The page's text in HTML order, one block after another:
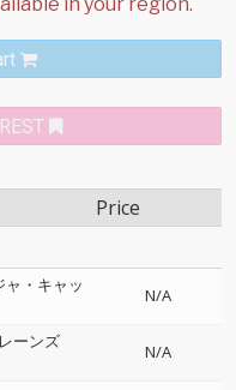
Price
ャ・キャッ
N/A
ーンズ
N/A